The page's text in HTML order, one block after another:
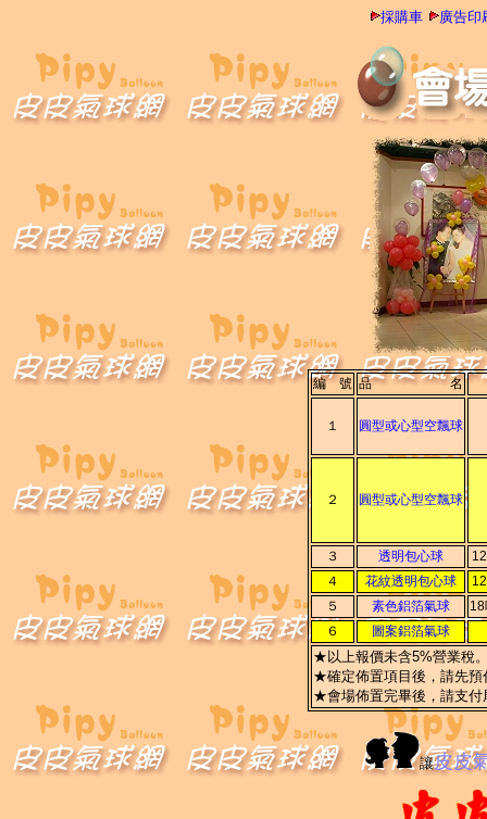
採購車 廣告印
編 號 品 名
１ 圓型或心型空飄球
２ 圓型或心型空飄球
３ 透明包心球
４
花紋透明包心球
５
素色鋁箔氣球
６
圖案鋁箔氣球
★以上報價未含5%營業稅
★確定佈置項目後，請先預
★會場佈置完畢後，請支付
讓皮皮